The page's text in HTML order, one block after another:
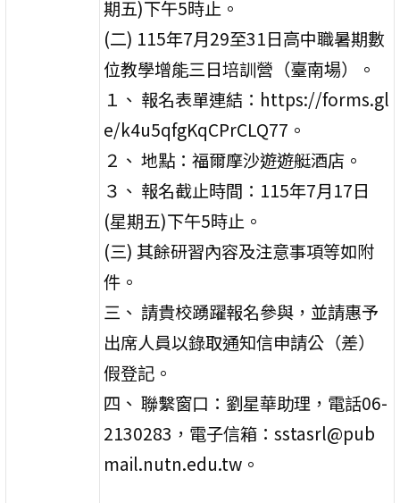
期五)下午5時止。
(二) 115年7月29至31日高中職暑期數
位教學增能三日培訓營（臺南場）。
１、 報名表單連結：https://forms.gl
e/k4u5qfgKqCPrCLQ77。
２、 地點：福爾摩沙遊遊艇酒店。
３、 報名截止時間：115年7月17日
(星期五)下午5時止。
(三) 其餘研習內容及注意事項等如附
件。
三、 請貴校踴躍報名參與，並請惠予
出席人員以錄取通知信申請公（差）
假登記。
四、 聯繫窗口：劉星華助理，電話06-
2130283，電子信箱：sstasrl@pub
mail.nutn.edu.tw。